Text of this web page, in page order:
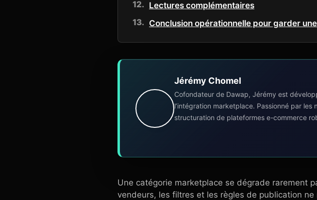
Lectures complémentaires
Conclusion opérationnelle pour garder
Jérémy Chomel
Cofondateur de Dawap, Jérémy est
l’intégration marketplace. Passionné par
structuration de plateformes e-commerce
Une catégorie marketplace se dégrade rarement
vendeurs, les filtres et les règles de publication